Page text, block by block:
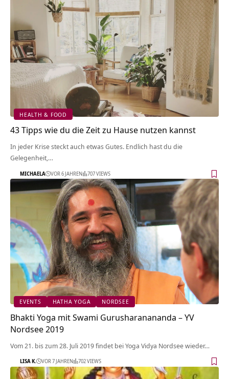
HEALTH & FOOD
43 Tipps wie du die Zeit zu Hause nutzen kannst
In jeder Krise steckt auch etwas Gutes. Endlich hast du die
Gelegenheit,…
MICHAELA VOR 6 JAHREN 707 VIEWS
EVENTS HATHA YOGA NORDSEE
Bhakti Yoga mit Swami Gurusharanananda – YV
Nordsee 2019
Vom 21. bis zum 28. Juli 2019 findet bei Yoga Vidya Nordsee wieder…
LISA K. VOR 7 JAHREN 702 VIEWS